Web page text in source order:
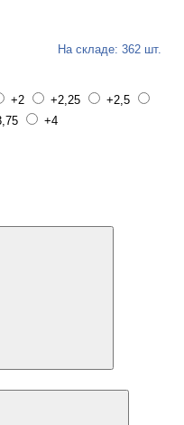
На складе: 362 шт.
+2 +2,25
+2,5
+4